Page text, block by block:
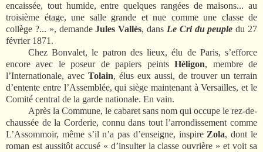
encaissée, tout humide, entre quelques rangées de maisons... au
troisième étage, une salle grande et nue comme une classe de
collège ?... », demandeJules Vallès, dans Le Cri du peuple du 27
février 1871.
Chez Bonvalet, le patron des lieux, élu de Paris, s’efforce
encore avec le poseur de papiers peintsHéligon, membre de
l’Internationale, avec Tolain, élus eux aussi, de trouver un terrain
d’entente entre l’Assemblée, qui siège maintenant à Versailles, et le
Comité central de la garde nationale. En vain.
Après la Commune, le cabaret sans nom qui occupe le rez-de-
chaussée de la Corderie, connu dans tout l’arrondissement comme
L’Assommoir, même s’il n’a pas d’enseigne, inspire Zola, dont le
roman est aussitôt accusé « d’insulter la classe ouvrière » et voit sa